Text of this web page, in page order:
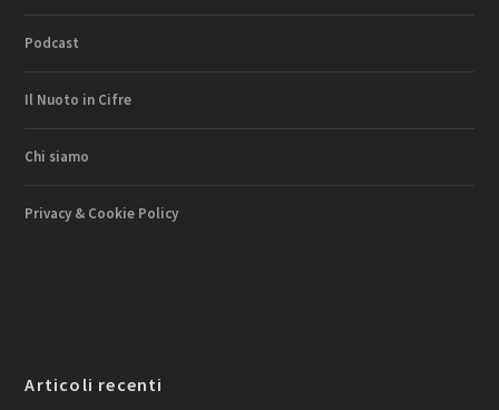
Podcast
Il Nuoto in Cifre
Chi siamo
Privacy & Cookie Policy
Articoli recenti